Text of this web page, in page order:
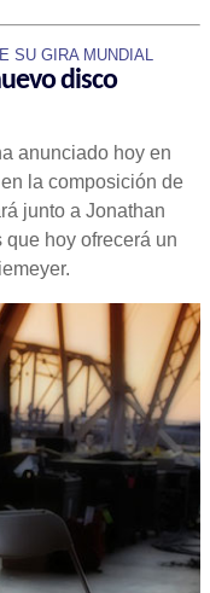
SU GIRA MUNDIAL
disco
anunciado hoy en
la composición de
junto a Jonathan
hoy ofrecerá un